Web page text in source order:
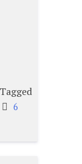
Tagged
6